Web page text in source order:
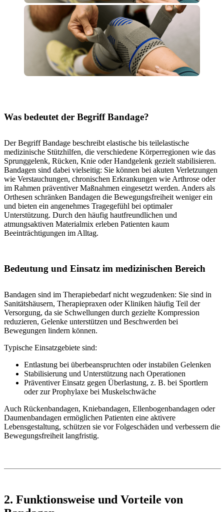
Was bedeutet der Begriff Bandage?
Der Begriff Bandage beschreibt elastische bis teilelastische
medizinische Stützhilfen, die verschiedene Körperregionen wie das
Sprunggelenk, Rücken, Knie oder Handgelenk gezielt stabilisieren.
Bandagen sind dabei vielseitig: Sie können bei akuten Verletzungen
wie Verstauchungen, chronischen Erkrankungen wie Arthrose oder
im Rahmen präventiver Maßnahmen eingesetzt werden. Anders als
Orthesen schränken Bandagen die Bewegungsfreiheit weniger ein
und bieten ein angenehmes Tragegefühl bei optimaler
Unterstützung. Durch den häufig hautfreundlichen und
atmungsaktiven Materialmix erleben Patienten kaum
Beeinträchtigungen im Alltag.
Bedeutung und Einsatz im medizinischen Bereich
Bandagen sind im Therapiebedarf nicht wegzudenken: Sie sind in
Sanitätshäusern, Therapiepraxen oder Kliniken häufig Teil der
Versorgung, da sie Schwellungen durch gezielte Kompression
reduzieren, Gelenke unterstützen und Beschwerden bei
Bewegungen lindern können.
Typische Einsatzgebiete sind:
Entlastung bei überbeanspruchten oder instabilen Gelenken
Stabilisierung und Unterstützung nach Operationen
Präventiver Einsatz gegen Überlastung, z. B. bei Sportlern
oder zur Prophylaxe bei Muskelschwäche
Auch Rückenbandagen, Kniebandagen, Ellenbogenbandagen oder
Daumenbandagen ermöglichen Patienten eine aktivere
Lebensgestaltung, schützen sie vor Folgeschäden und verbessern die
Bewegungsfreiheit langfristig.
2. Funktionsweise und Vorteile von